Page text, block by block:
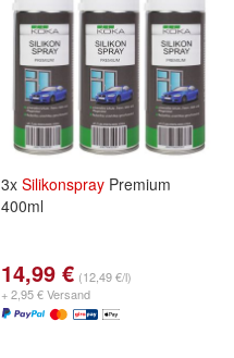
3x Silikonspray Premium
400ml
14,99 € (12,49 €/l)
+ 2,95 € Versand